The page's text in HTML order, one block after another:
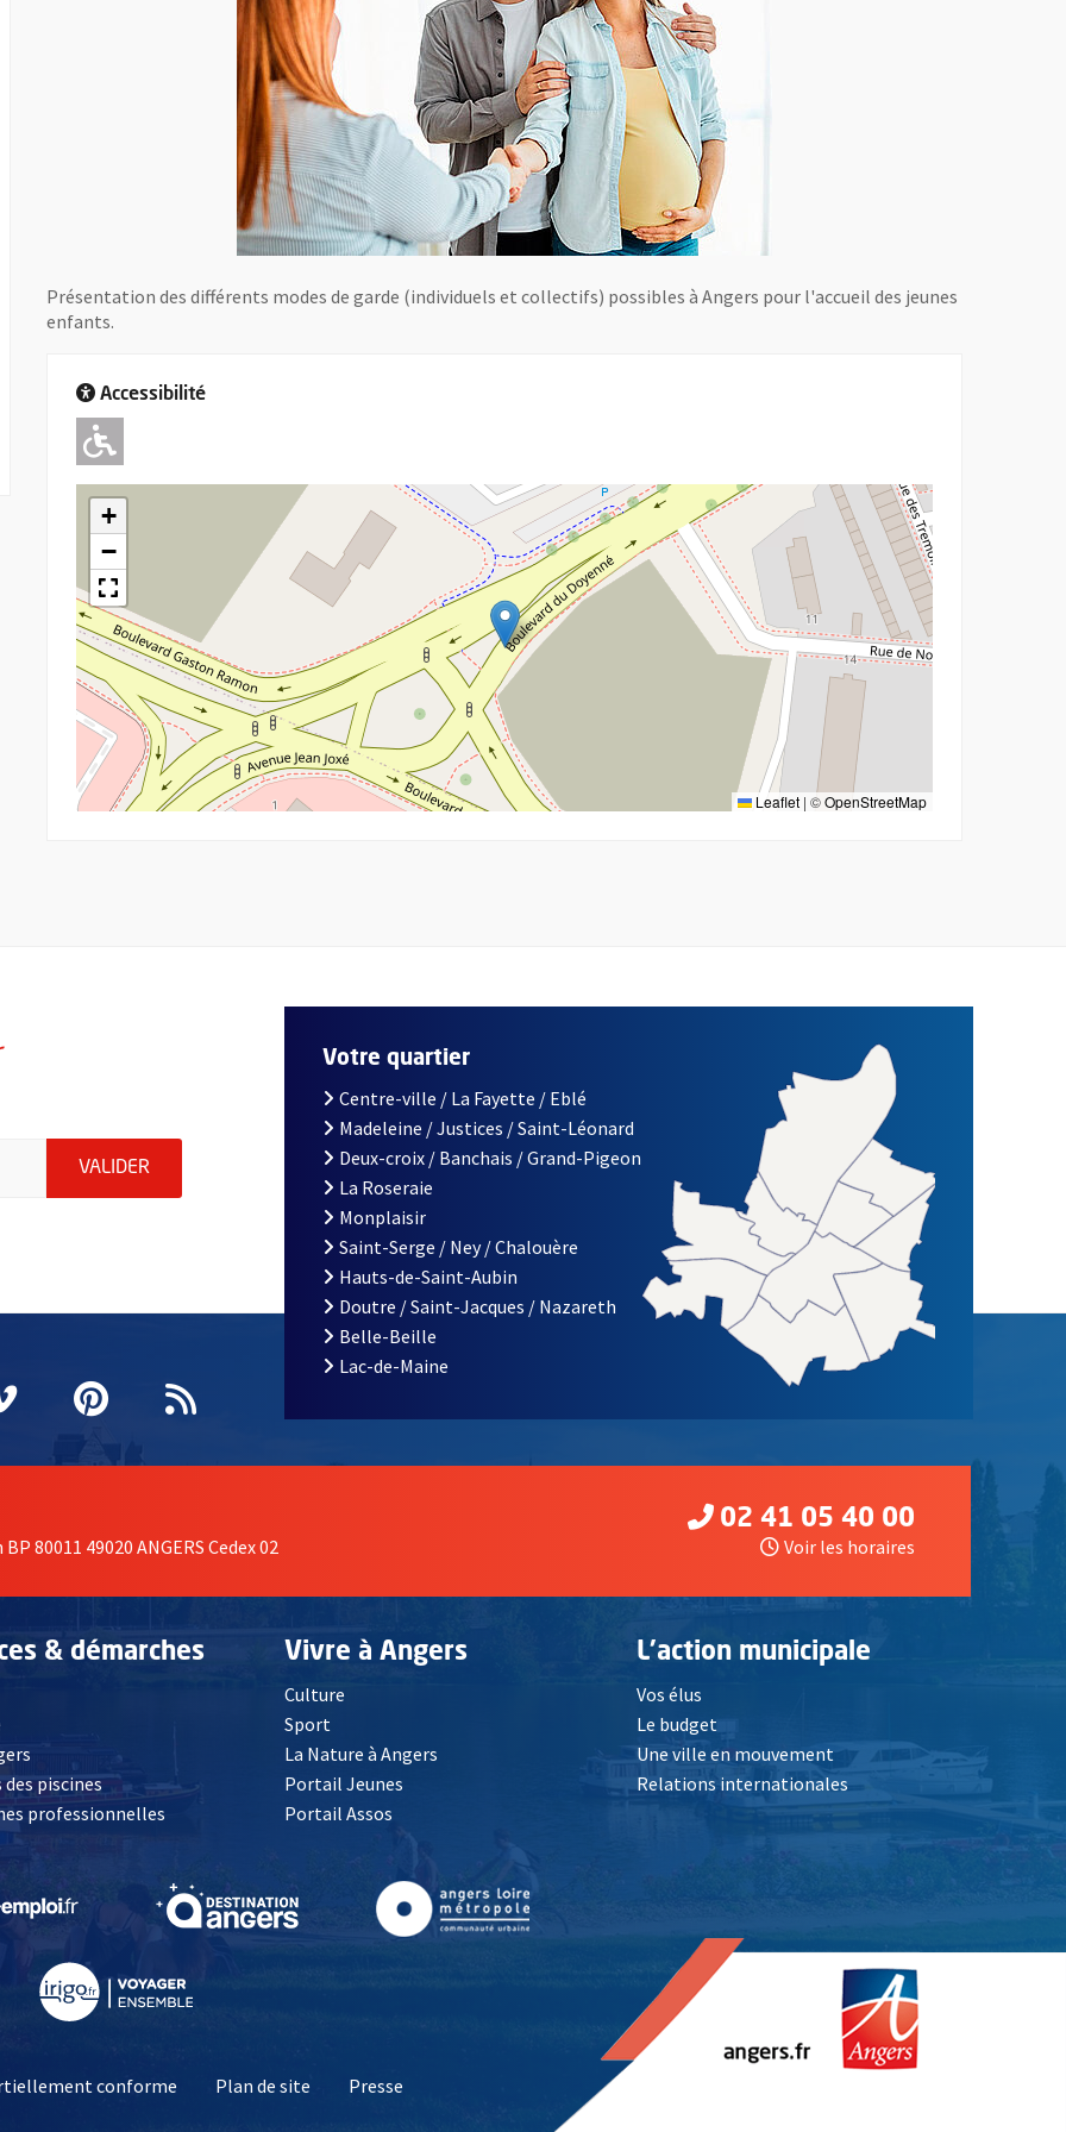
Présentation des différents modes de garde (individuels et collectifs) possibles à Angers pour l'accueil des jeunes
enfants.
Accessibilité
Adapté pour l'handicap Moteur
+
−
Leaflet | ©OpenStreetMap
indiquez votre email (champ obligatoire)
VALIDER ENVOYER MA DEMANDE D'INSCRIPTION À LA LETTRE D'INFORMATION DE LA VILLE D'ANGERS
fenêtrefenêtre
une nouvelle fenêtre
Vimeo
, Ouvre une nouvelle fenêtre
Pinterest
, Ouvre une nouvelle fenêtre
Flux RSS
Votre quartier
Centre-ville / La Fayette / Eblé
Madeleine / Justices / Saint-Léonard
Deux-croix / Banchais / Grand-Pigeon
La Roseraie
Monplaisir
Saint-Serge / Ney / Chalouère
Hauts-de-Saint-Aubin
Doutre / Saint-Jacques / Nazareth
Belle-Beille
Lac-de-Maine
80011 49020 ANGERS Cedex 02
02 41 05 40 00
Voir les horaires
& démarches
, Ouvre une nouvelle fenêtre
piscines
professionnelles
Vivre à Angers
Culture
Sport
La Nature à Angers
Portail Jeunes
Portail Assos
L'action municipale
Vos élus
Le budget
Une ville en mouvement
Relations internationales
fenêtre , Ouvre une nouvelle fenêtre , Ouvre une nouvelle fenêtre, Ouvre une nouvelle fenêtre
conforme Plan de site Presse , Ouvre une nouvelle fenêtre